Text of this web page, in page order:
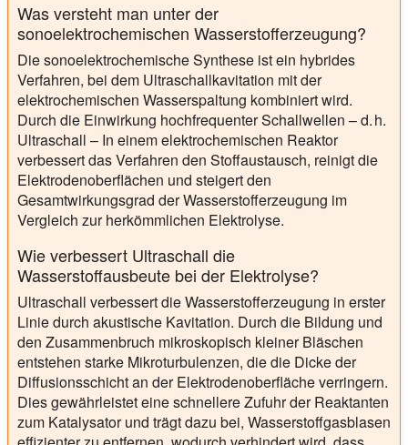
Was versteht man unter der
sonoelektrochemischen Wasserstofferzeugung?
Die sonoelektrochemische Synthese ist ein hybrides
Verfahren, bei dem Ultraschallkavitation mit der
elektrochemischen Wasserspaltung kombiniert wird.
Durch die Einwirkung hochfrequenter Schallwellen – d. h.
Ultraschall – In einem elektrochemischen Reaktor
verbessert das Verfahren den Stoffaustausch, reinigt die
Elektrodenoberflächen und steigert den
Gesamtwirkungsgrad der Wasserstofferzeugung im
Vergleich zur herkömmlichen Elektrolyse.
Wie verbessert Ultraschall die
Wasserstoffausbeute bei der Elektrolyse?
Ultraschall verbessert die Wasserstofferzeugung in erster
Linie durch akustische Kavitation. Durch die Bildung und
den Zusammenbruch mikroskopisch kleiner Bläschen
entstehen starke Mikroturbulenzen, die die Dicke der
Diffusionsschicht an der Elektrodenoberfläche verringern.
Dies gewährleistet eine schnellere Zufuhr der Reaktanten
zum Katalysator und trägt dazu bei, Wasserstoffgasblasen